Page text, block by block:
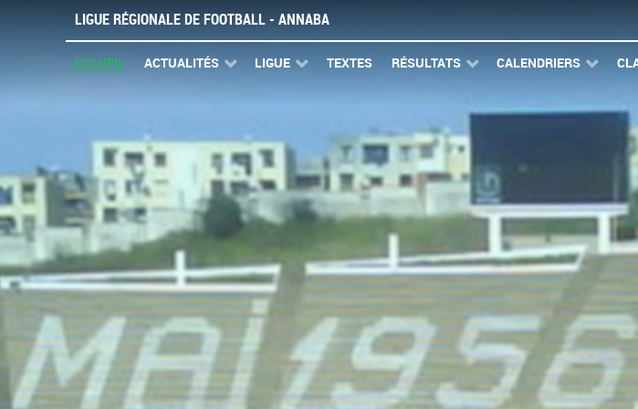
LIGUE RÉGIONALE DE FOOTBALL - ANNABA
ACCUEIL ACTUALITÉS LIGUE TEXTES RÉSULTATS CALENDRIERS